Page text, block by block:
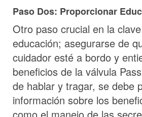
Paso Dos: Proporcionar
Otro paso crucial en la
educación; asegurarse de
cuidador esté a bordo y
beneficios de la válvula
de hablar y tragar, se debe
información sobre los
como el manejo de las